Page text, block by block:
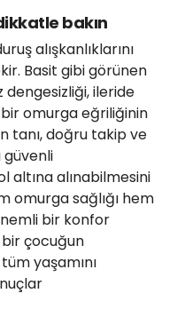
bakın
alışkanlıklarını
Basit gibi görünen
ileride
omurga eğriliğinin
tanı, doğru takip ve
alınabilmesini
omurga sağlığı hem
bir konfor
çocuğun
yaşamını